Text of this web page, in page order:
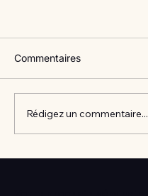
Commentaires
Rédigez un commentaire...